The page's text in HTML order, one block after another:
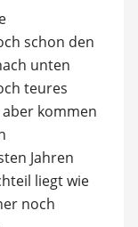
schon den
unten
teures
kommen
Jahren
liegt wie
noch